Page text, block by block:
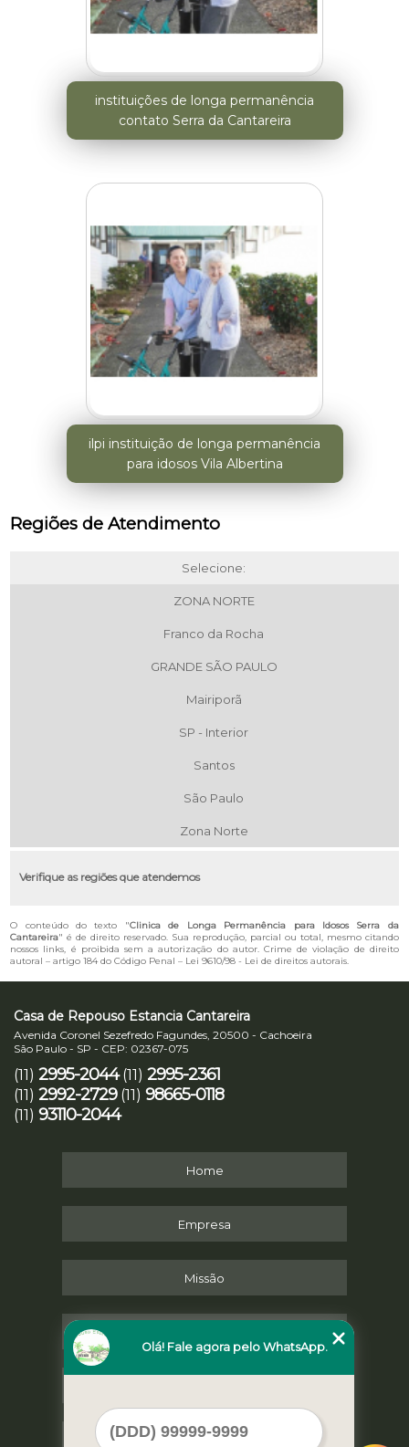
instituições de longa permanência
contato Serra da Cantareira
ilpi instituição de longa permanência
para idosos Vila Albertina
Regiões de Atendimento
Selecione:
ZONA NORTE
Franco da Rocha
GRANDE SÃO PAULO
Mairiporã
SP - Interior
Santos
São Paulo
Zona Norte
Verifique as regiões que atendemos
O conteúdo do texto "Clinica de Longa Permanência para Idosos Serra da
Cantareira" é de direito reservado. Sua reprodução, parcial ou total, mesmo citando
nossos links, é proibida sem a autorização do autor. Crime de violação de direito
autoral – artigo 184 do Código Penal – Lei 9610/98 - Lei de direitos autorais.
Casa de Repouso Estancia Cantareira
Avenida Coronel Sezefredo Fagundes, 20500 - Cachoeira
São Paulo - SP - CEP: 02367-075
(11) 2995-2044 (11) 2995-2361
(11) 2992-2729 (11) 98665-0118
(11) 93110-2044
Home
Empresa
Missão
Mapa do site
Olá! Fale agora pelo WhatsApp.